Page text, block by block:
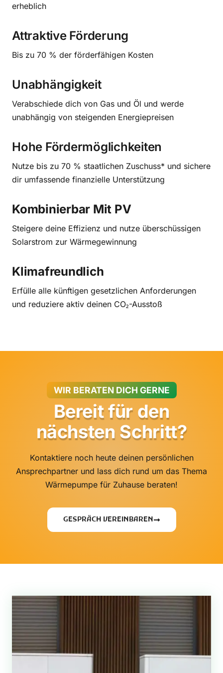
erheblich
Attraktive Förderung
Bis zu 70 % der förderfähigen Kosten
Unabhängigkeit
Verabschiede dich von Gas und Öl und werde
unabhängig von steigenden Energiepreisen
Hohe Fördermöglichkeiten
Nutze bis zu 70 % staatlichen Zuschuss* und sichere
dir umfassende finanzielle Unterstützung
Kombinierbar Mit PV
Steigere deine Effizienz und nutze überschüssigen
Solarstrom zur Wärmegewinnung
Klimafreundlich
Erfülle alle künftigen gesetzlichen Anforderungen
und reduziere aktiv deinen CO₂-Ausstoß
WIR BERATEN DICH GERNE
Bereit für den
nächsten Schritt?
Kontaktiere noch heute deinen persönlichen
Ansprechpartner und lass dich rund um das Thema
Wärmepumpe für Zuhause beraten!
GESPRÄCH VEREINBAREN